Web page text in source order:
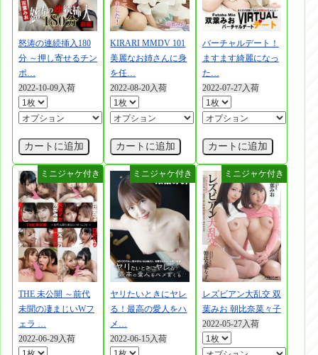
怒涛の連続挿入180
分 ～押し寄せるチン
ポ…
2022-10-09入荷
カートに追加
KIRARI MMDV 101
美麗なお姉さんに身
を任…
2022-08-20入荷
カートに追加
バーチャルデート！
ますます綺麗になっ
た…
2022-07-27入荷
カートに追加
THE 未公開 ～前代
未聞の凄まじいWフ
ェラ …
2022-06-29入荷
ヤリたいときにヤレ
る！最高の愛人をハ
メ…
2022-06-15入荷
レズビアン大乱交 双
葉みお 朝比奈菜々子
2022-05-27入荷